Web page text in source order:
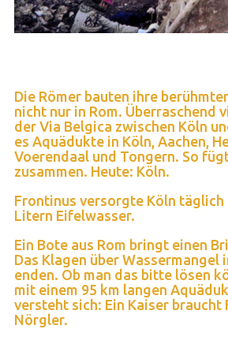
Die Römer bauten ihre
nicht nur in Rom. Überraschend
der Via Belgica zwischen Köln
es Aquädukte in Köln, Aachen,
Voerendaal und Tongern. So
zusammen. Heute: Köln.
Frontinus versorgte Köln
Litern Eifelwasser.
Ein Bote aus Rom bringt einen
Das Klagen über Wassermangel
enden. Ob man das bitte lösen
mit einem 95 km langen
versteht sich: Ein Kaiser braucht
Nörgler.